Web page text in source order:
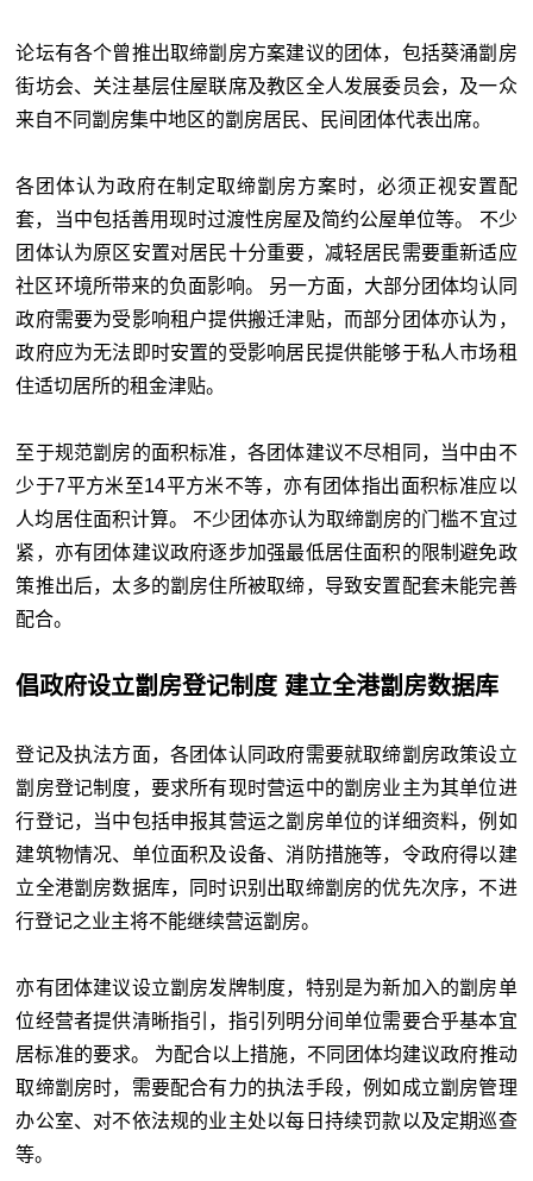
论坛有各个曾推出取缔劏房方案建议的团体，包括葵涌劏房
街坊会、关注基层住屋联席及教区全人发展委员会，及一众
来自不同劏房集中地区的劏房居民、民间团体代表出席。
各团体认为政府在制定取缔劏房方案时，必须正视安置配
套，当中包括善用现时过渡性房屋及简约公屋单位等。 不少
团体认为原区安置对居民十分重要，减轻居民需要重新适应
社区环境所带来的负面影响。 另一方面，大部分团体均认同
政府需要为受影响租户提供搬迁津贴，而部分团体亦认为，
政府应为无法即时安置的受影响居民提供能够于私人市场租
住适切居所的租金津贴。
至于规范劏房的面积标准，各团体建议不尽相同，当中由不
少于7平方米至14平方米不等，亦有团体指出面积标准应以
人均居住面积计算。 不少团体亦认为取缔劏房的门槛不宜过
紧，亦有团体建议政府逐步加强最低居住面积的限制避免政
策推出后，太多的劏房住所被取缔，导致安置配套未能完善
配合。
倡政府设立劏房登记制度 建立全港劏房数据库
登记及执法方面，各团体认同政府需要就取缔劏房政策设立
劏房登记制度，要求所有现时营运中的劏房业主为其单位进
行登记，当中包括申报其营运之劏房单位的详细资料，例如
建筑物情况、单位面积及设备、消防措施等，令政府得以建
立全港劏房数据库，同时识别出取缔劏房的优先次序，不进
行登记之业主将不能继续营运劏房。
亦有团体建议设立劏房发牌制度，特别是为新加入的劏房单
位经营者提供清晰指引，指引列明分间单位需要合乎基本宜
居标准的要求。 为配合以上措施，不同团体均建议政府推动
取缔劏房时，需要配合有力的执法手段，例如成立劏房管理
办公室、对不依法规的业主处以每日持续罚款以及定期巡查
等。